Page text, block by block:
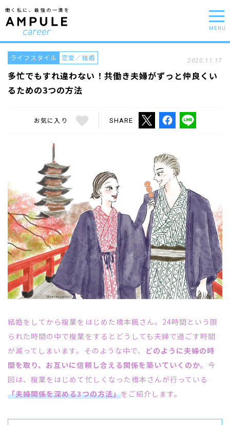
働く私に、最強の一滴を
MENU
多忙でもすれ違わない！共働き夫婦がずっと仲良くい
るための3つの方法
ライフスタイル 恋愛／結婚 2020.11.17
お気に入り SHARE
結婚をしてから複業をはじめた橋本楓さん。24時間という限
られた時間の中で複業をするとどうしても夫婦で過ごす時間
が減ってしまいます。そのような中で、
どのように夫婦の時
間を取り、お互いに信頼し合える関係を築いていくのか。今
回は、複業をはじめて忙しくなった橋本さんが行っている
「夫婦関係を深める3つの方法」をご紹介します。